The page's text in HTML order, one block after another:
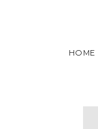
HOME